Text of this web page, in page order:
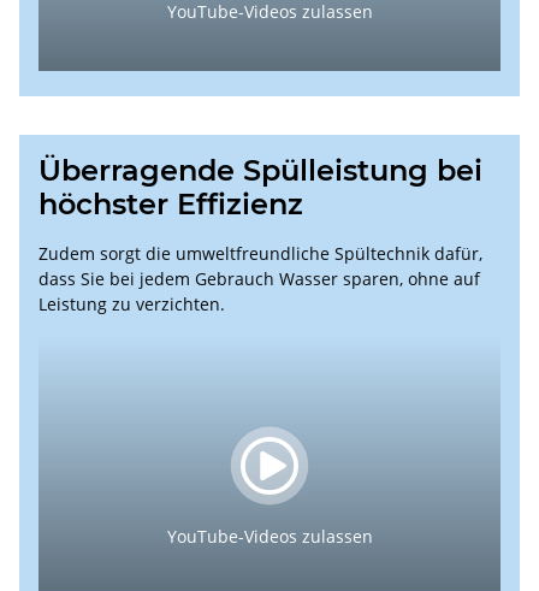
YouTube-Videos zulassen
Überragende Spülleistung bei
höchster Effizienz
Zudem sorgt die umweltfreundliche Spültechnik dafür,
dass Sie bei jedem Gebrauch Wasser sparen, ohne auf
Leistung zu verzichten.
YouTube-Videos zulassen